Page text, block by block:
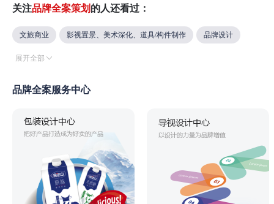
关注品牌全案策划 的人还看过：
文旅商业 影视置景、美术深化、道具/构件制作 品牌设计
LOGO设计
品牌策划 区域公用品牌 品牌全案策划
企业展厅设计
空间设计 商业店铺设计 办公空间设计 酒店空间设计
导视设计 商业导视设计 文旅导视设计 视频策划
展开全部
品牌全案服务中心